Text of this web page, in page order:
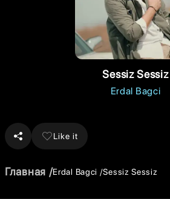
Sessiz Sessiz
Erdal Bagci
Like it
Главная Erdal Bagci Sessiz Sessiz